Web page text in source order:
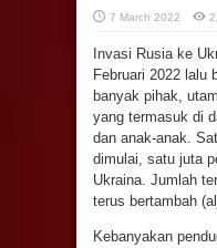
7 March 2022
Invasi Rusia ke
Februari 2022 lalu
banyak pihak,
yang termasuk di
dan anak-anak.
dimulai, satu juta
Ukraina. Jumlah
terus bertambah
Kebanyakan